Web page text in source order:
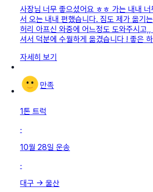
사장님 너무 좋으셨어요 ㅎㅎ 가는 내내
서 오는 내내 편했습니다. 짐도 제가 옮기
허리 아프신 와중에 어느정도 도와주시고
셔서 덕분에 수월하게 옮겼습니다 ! 좋은
자세히 보기
만족
1톤 트럭
·
10월 28일 운송
·
대구 → 울산